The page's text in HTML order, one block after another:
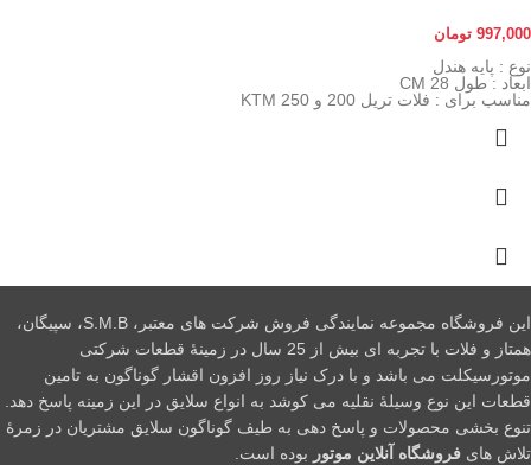
997,000 تومان
نوع : پایه هندل
ابعاد : طول 28 CM
مناسب برای : فلات تریل 200 و 250 KTM
این فروشگاه مجموعه نمایندگی فروش شرکت های معتبر، S.M.B، سپیگان،
همتاز و فلات با تجربه ای بیش از 25 سال در زمینۀ قطعات شرکتی
موتورسیکلت می باشد و با درک نیاز روز افزون اقشار گوناگون به تامین
قطعات این نوع وسیلۀ نقلیه می کوشد به انواع سلایق در این زمینه پاسخ دهد.
تنوع بخشی محصولات و پاسخ دهی به طیف گوناگون سلایق مشتریان در زمرۀ
تلاش های فروشگاه آنلاین موتور بوده است.